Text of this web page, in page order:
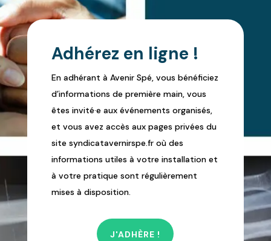
Adhérez en ligne !
En adhérant à Avenir Spé, vous bénéficiez
d’informations de première main, vous
êtes invité·e aux événements organisés,
et vous avez accès aux pages privées du
site syndicatavernirspe.fr où des
informations utiles à votre installation et
à votre pratique sont régulièrement
mises à disposition.
J'ADHÈRE !